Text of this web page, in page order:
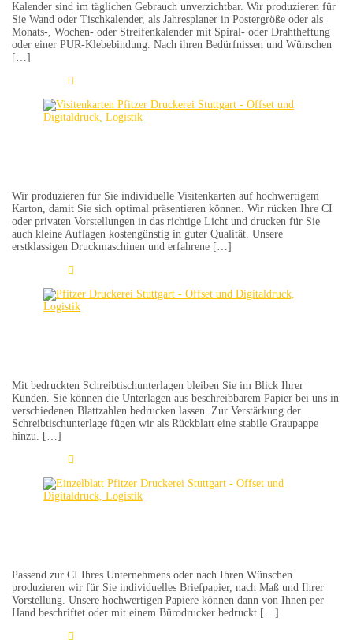
Kalender sind im täglichen Gebrauch unverzichtbar. Wir produzieren für
Sie Wand oder Tischkalender, als Jahresplaner in Postergröße oder als
Monats-, Wochen- oder Streifenkalender mit Spiral- oder Drahtheftung
oder einer PUR-Klebebindung. Nach ihren Bedürfnissen und Wünschen
[…]
Wir produzieren für Sie individuelle Visitenkarten auf hochwertigem
Karton, damit Sie sich optimal präsentieren können. Wir rücken Ihre CI
oder privaten Vorstellungen in das richtige Licht und drucken für Sie
auch kleine Auflagen kostengünstig in guter Qualität. Unsere
erstklassigen Druckmaschinen und erfahrene […]
Mit bedruckten Schreibtischunterlagen bleiben Sie im Blick Ihrer
Kunden. Sie können die Unterlagen aus beschreibbarem Papier bei uns in
verschiedenen Blattzahlen bedrucken lassen. Zur Verstärkung der
Schreibtischunterlage fügen wir als Rückblatt eine stabile Graupappe
hinzu. […]
Passend zur CI Ihres Unternehmens oder nach Ihren Wünschen
produzieren wir für Sie individuelles Briefpapier, nach Maß und Ihrer
Vorstellung. Unsere hochwertigen Papiere können dann von Ihnen per
Hand beschriftet oder mit einem Bürodrucker bedruckt […]